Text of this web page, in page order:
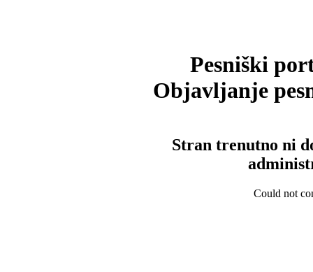
Pesniški
Objavljanje
Stran trenutno ni
Could not